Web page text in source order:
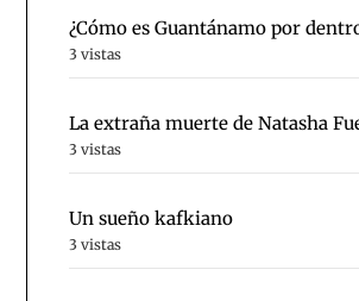
¿Cómo es Guantánamo por
3 vistas
La extraña muerte de Natasha
3 vistas
Un sueño kafkiano
3 vistas